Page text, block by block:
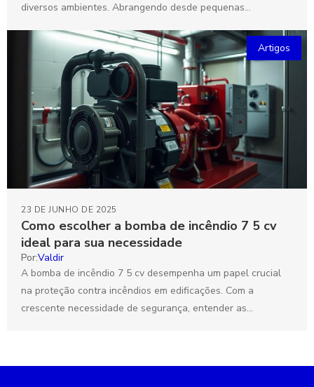
diversos ambientes. Abrangendo desde pequenas...
Artigos
Como escolher a bomba de incêndio 7 5 cv
ideal para sua necessidade
23 DE JUNHO DE 2025
Por:Valdir
A bomba de incêndio 7 5 cv desempenha um papel crucial
na proteção contra incêndios em edificações. Com a
crescente necessidade de segurança, entender as...